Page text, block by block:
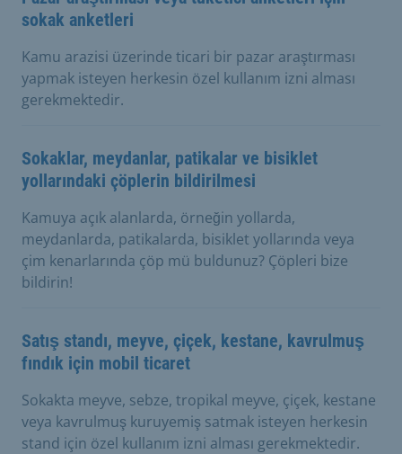
sokak anketleri
Kamu arazisi üzerinde ticari bir pazar araştırması
yapmak isteyen herkesin özel kullanım izni alması
gerekmektedir.
Sokaklar, meydanlar, patikalar ve bisiklet
yollarındaki çöplerin bildirilmesi
Kamuya açık alanlarda, örneğin yollarda,
meydanlarda, patikalarda, bisiklet yollarında veya
çim kenarlarında çöp mü buldunuz? Çöpleri bize
bildirin!
Satış standı, meyve, çiçek, kestane, kavrulmuş
fındık için mobil ticaret
Sokakta meyve, sebze, tropikal meyve, çiçek, kestane
veya kavrulmuş kuruyemiş satmak isteyen herkesin
stand için özel kullanım izni alması gerekmektedir.